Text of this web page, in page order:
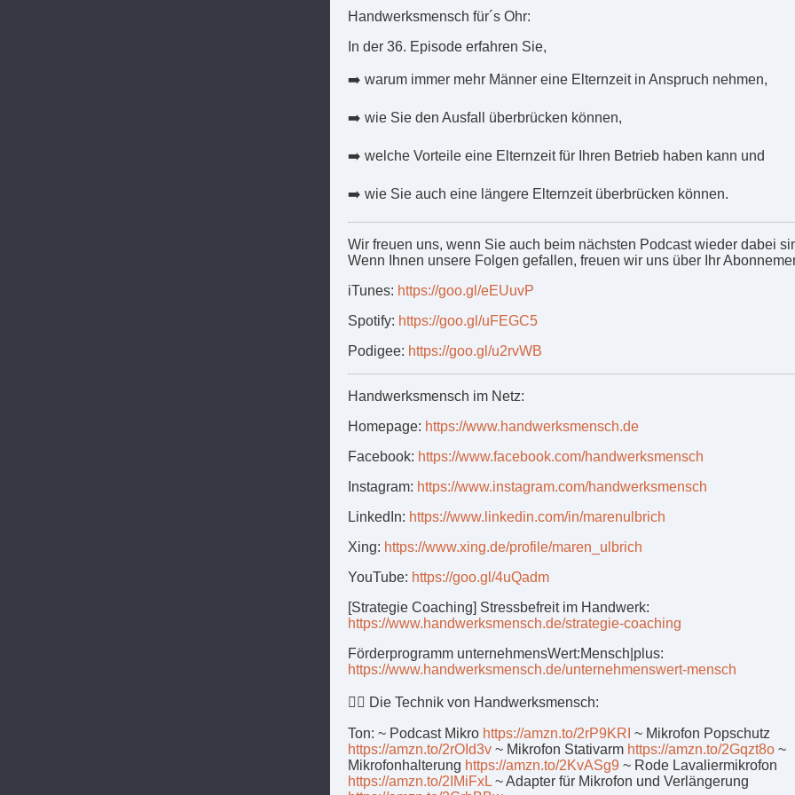
Handwerksmensch für´s Ohr:
In der 36. Episode erfahren Sie,
➡️ warum immer mehr Männer eine Elternzeit in Anspruch nehmen,
➡️ wie Sie den Ausfall überbrücken können,
➡️ welche Vorteile eine Elternzeit für Ihren Betrieb haben kann und
➡️ wie Sie auch eine längere Elternzeit überbrücken können.
Wir freuen uns, wenn Sie auch beim nächsten Podcast wieder dabei
Wenn Ihnen unsere Folgen gefallen, freuen wir uns über Ihr
iTunes: https://goo.gl/eEUuvP
Spotify: https://goo.gl/uFEGC5
Podigee: https://goo.gl/u2rvWB
Handwerksmensch im Netz:
Homepage: https://www.handwerksmensch.de
Facebook: https://www.facebook.com/handwerksmensch
Instagram: https://www.instagram.com/handwerksmensch
LinkedIn: https://www.linkedin.com/in/marenulbrich
Xing: https://www.xing.de/profile/maren_ulbrich
YouTube: https://goo.gl/4uQadm
[Strategie Coaching] Stressbefreit im Handwerk:
https://www.handwerksmensch.de/strategie-coaching
Förderprogramm unternehmensWert:Mensch|plus:
https://www.handwerksmensch.de/unternehmenswert-mensch
👉🏻 Die Technik von Handwerksmensch:
Ton: ~ Podcast Mikro https://amzn.to/2rP9KRI ~ Mikrofon Popschutz
https://amzn.to/2rOId3v ~ Mikrofon Stativarm https://amzn.to/2Gqzt8o ~
Mikrofonhalterung https://amzn.to/2KvASg9 ~ Rode Lavaliermikrofon
https://amzn.to/2IMiFxL ~ Adapter für Mikrofon und Verlängerung